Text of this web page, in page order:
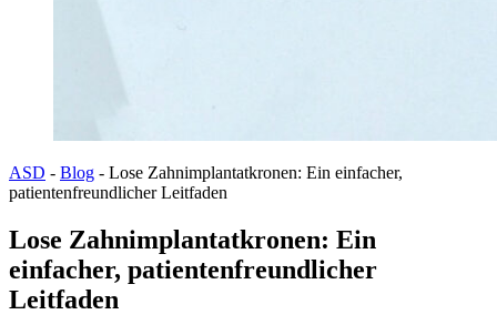
ASD - Blog - Lose Zahnimplantatkronen: Ein einfacher,
patientenfreundlicher Leitfaden
Lose Zahnimplantatkronen: Ein
einfacher, patientenfreundlicher
Leitfaden